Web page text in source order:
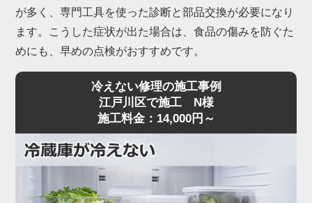
が多く、専門工具を使った診断と部品交換が必要になり
ます。こうした症状が出た場合は、食品の傷みを防ぐた
めにも、早めの点検がおすすめです。
冷えない修理の施工事例
江戸川区で施工 N様
施工料金：14,000円～